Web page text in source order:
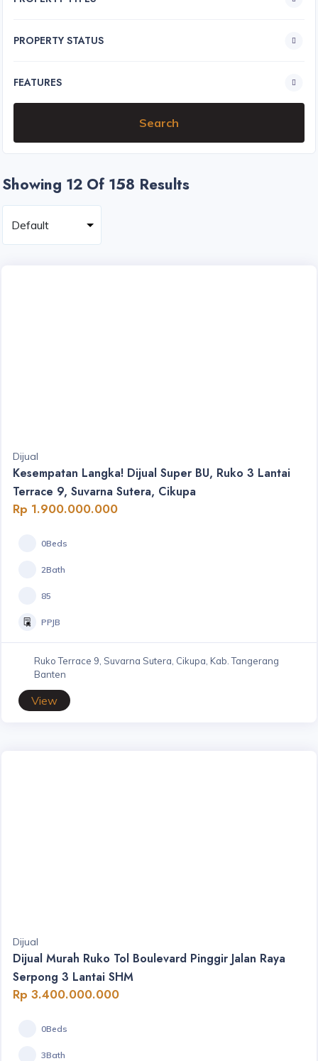
PROPERTY STATUS
FEATURES
Showing 12 Of 158 Results
Dijual
Kesempatan Langka! Dijual Super BU, Ruko 3 Lantai
Terrace 9, Suvarna Sutera, Cikupa
Rp 1.900.000.000
0Beds
2Bath
85
PPJB
Ruko Terrace 9, Suvarna Sutera, Cikupa, Kab. Tangerang
Banten
View
Dijual
Dijual Murah Ruko Tol Boulevard Pinggir Jalan Raya
Serpong 3 Lantai SHM
Rp 3.400.000.000
0Beds
3Bath